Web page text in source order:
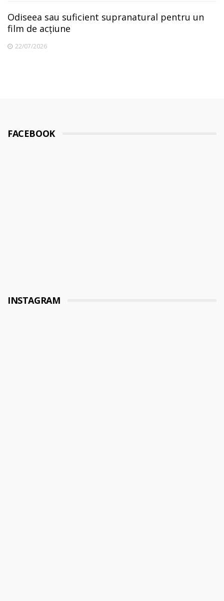
Odiseea sau suficient supranatural pentru un
film de acțiune
22/07/2026
FACEBOOK
INSTAGRAM